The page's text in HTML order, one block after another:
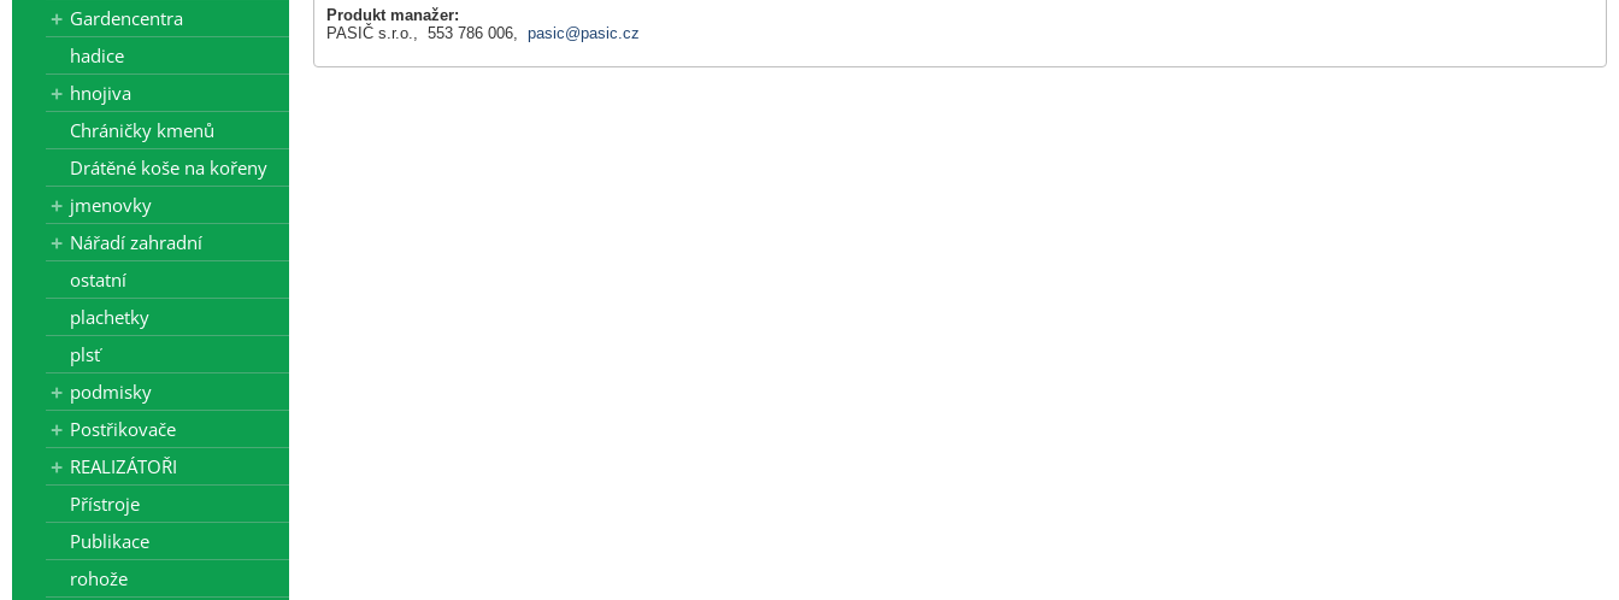
Gardencentra
hadice
hnojiva
Chráničky kmenů
Drátěné koše na kořeny
jmenovky
Nářadí zahradní
ostatní
plachetky
plsť
podmisky
Postřikovače
REALIZÁTOŘI
Přístroje
Publikace
rohože
Produkt manažer:
PASIČ s.r.o., 553 786 006, pasic@pasic.cz